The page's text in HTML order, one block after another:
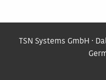
TSN Systems GmbH ·